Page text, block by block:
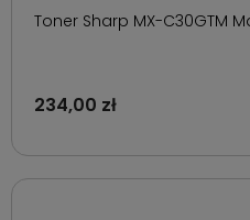
Toner Sharp MX-C30GTM
234,00 zł